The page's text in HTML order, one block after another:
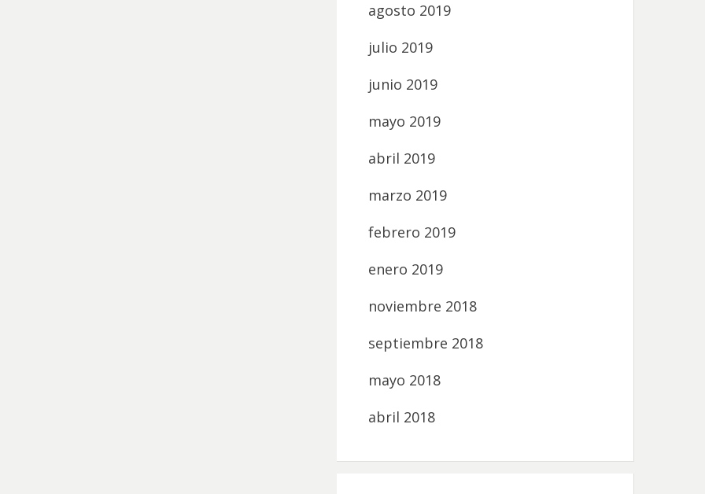
agosto 2019
julio 2019
junio 2019
mayo 2019
abril 2019
marzo 2019
febrero 2019
enero 2019
noviembre 2018
septiembre 2018
mayo 2018
abril 2018